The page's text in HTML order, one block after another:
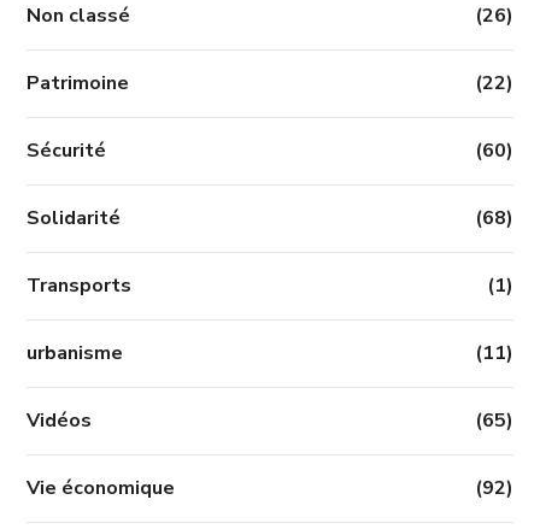
Non classé (26)
Patrimoine (22)
Sécurité (60)
Solidarité (68)
Transports (1)
urbanisme (11)
Vidéos (65)
Vie économique (92)